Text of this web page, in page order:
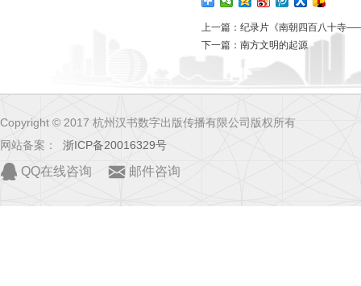
上一篇： 纪录片《南朝四百八十寺
下一篇： 南方文明的起源
Copyright © 2017 杭州汉书数字出版传播有限公司版权所有
网站备案：
浙ICP备20016329号
QQ在线咨询 邮件咨询